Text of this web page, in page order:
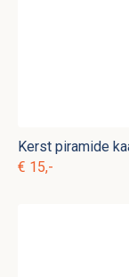
€ 15,-